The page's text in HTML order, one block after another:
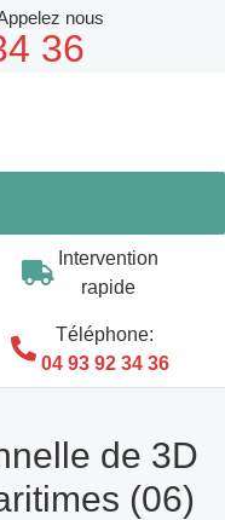
Intervention
rapide
Téléphone:
04 93 92 34 36
de 3D
(06)
nous
36